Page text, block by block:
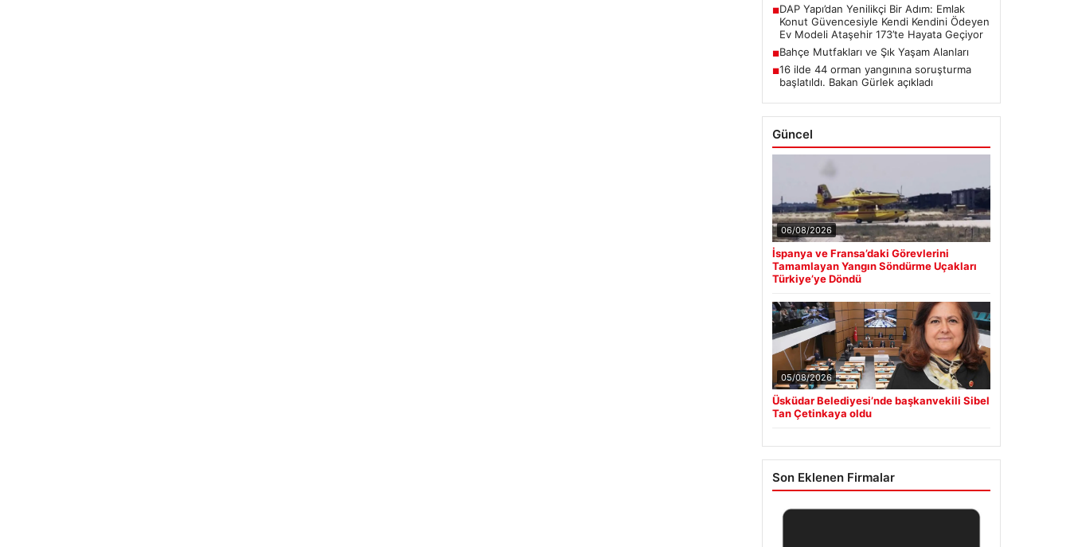
■DAP Yapı’dan Yenilikçi Bir Adım: Emlak
Konut Güvencesiyle Kendi Kendini Ödeyen
Ev Modeli Ataşehir 173’te Hayata Geçiyor
■Bahçe Mutfakları ve Şık Yaşam Alanları
■16 ilde 44 orman yangınına soruşturma
başlatıldı. Bakan Gürlek açıkladı
Güncel
06/08/2026
İspanya ve Fransa’daki Görevlerini
Tamamlayan Yangın Söndürme Uçakları
Türkiye’ye Döndü
05/08/2026
Üsküdar Belediyesi’nde başkanvekili Sibel
Tan Çetinkaya oldu
Son Eklenen Firmalar